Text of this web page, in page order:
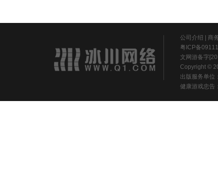
公司介绍
商
粤ICP备
文网游备字
Copyright ©
出版服务单位
健康游戏忠告